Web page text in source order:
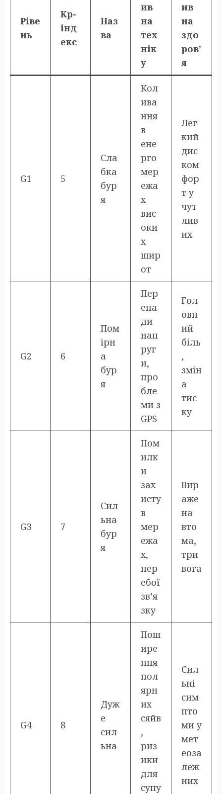
Ріве
нь
Kp-
інд
екс
Наз
ва
ив
на
тех
нік
у
ив
на
здо
ров’
я
G1 5
Сла
бка
бур
я
Кол
ива
ння
в
ене
рго
мер
ежа
х
вис
оки
х
шир
от
Лег
кий
дис
ком
фор
т у
чут
лив
их
G2 6
Пом
ірн
а
бур
я
Пер
епа
ди
нап
руг
и,
про
бле
ми з
GPS
Гол
овн
ий
біль
,
змін
а
тис
ку
G3 7
Сил
ьна
бур
я
Пом
илк
и
зах
исту
в
мер
ежа
х,
пер
ебої
зв’я
зку
Вир
аже
на
вто
ма,
три
вога
G4 8
Дуж
е
сил
ьна
Пош
ире
ння
пол
ярн
их
сяйв
,
риз
ики
для
супу
Сил
ьні
сим
пто
ми у
мет
еоза
леж
них